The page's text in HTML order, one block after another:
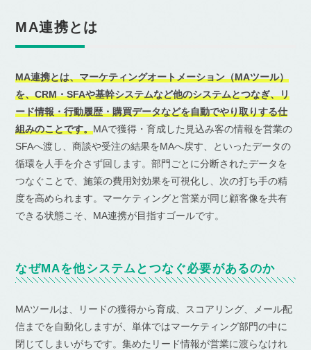
MA連携とは
MA連携とは、マーケティングオートメーション（MAツール）
を、CRM・SFAや基幹システムなど他のシステムとつなぎ、リ
ード情報・行動履歴・購買データなどを自動でやり取りする仕
組みのことです。MAで獲得・育成した見込み客の情報を営業の
SFAへ渡し、商談や受注の結果をMAへ戻す、といったデータの
循環を人手を介さず回します。部門ごとに分断されたデータを
つなぐことで、施策の費用対効果を可視化し、次の打ち手の精
度を高められます。マーケティングと営業が同じ顧客像を共有
できる状態こそ、MA連携が目指すゴールです。
なぜMAを他システムとつなぐ必要があるのか
MAツールは、リードの獲得から育成、スコアリング、メール配
信までを自動化しますが、単体ではマーケティング部門の中に
閉じてしまいがちです。集めたリード情報が営業に渡らなけれ